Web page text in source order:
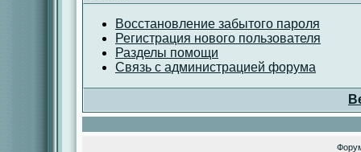
Восстановление забытого пароля
Регистрация нового пользователя
Разделы помощи
Связь с администрацией форума